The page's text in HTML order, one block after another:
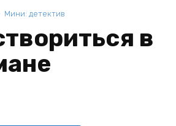
Мини: детектив
в